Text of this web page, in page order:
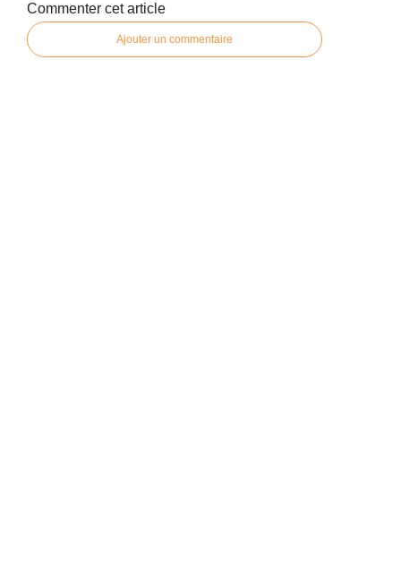
Commenter cet article
Ajouter un commentaire